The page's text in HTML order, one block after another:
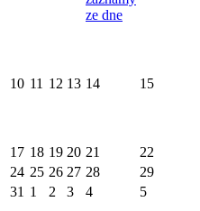
ze dne
10 11 12 13 14 15
17 18 19 20 21 22
24 25 26 27 28 29
31 1 2 3 4 5